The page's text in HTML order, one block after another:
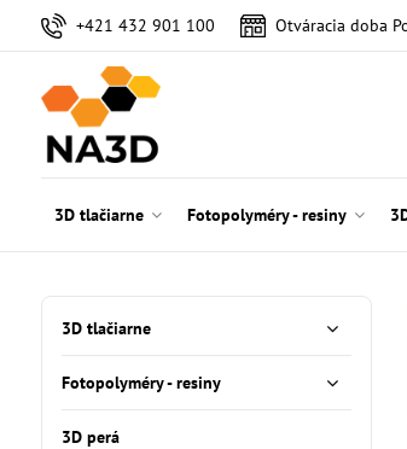
+421 432 901 100 Otváracia doba
3D tlačiarne Fotopolyméry - resiny
3D tlačiarne
Fotopolyméry - resiny
3D perá